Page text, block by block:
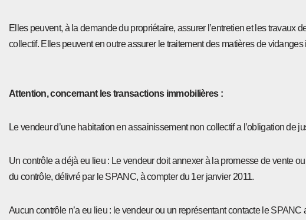
Elles peuvent, à la demande du propriétaire, assurer l’entretien et les travaux
collectif. Elles peuvent en outre assurer le traitement des matières de
Attention, concernant les transactions immobilières :
Le vendeur d’une habitation en assainissement non collectif a l’obligation de
Un contrôle a déjà eu lieu : Le vendeur doit annexer à la promesse de vente
du contrôle, délivré par le SPANC, à compter du 1er janvier 2011.
Aucun contrôle n’a eu lieu : le vendeur ou un représentant contacte le SPANC